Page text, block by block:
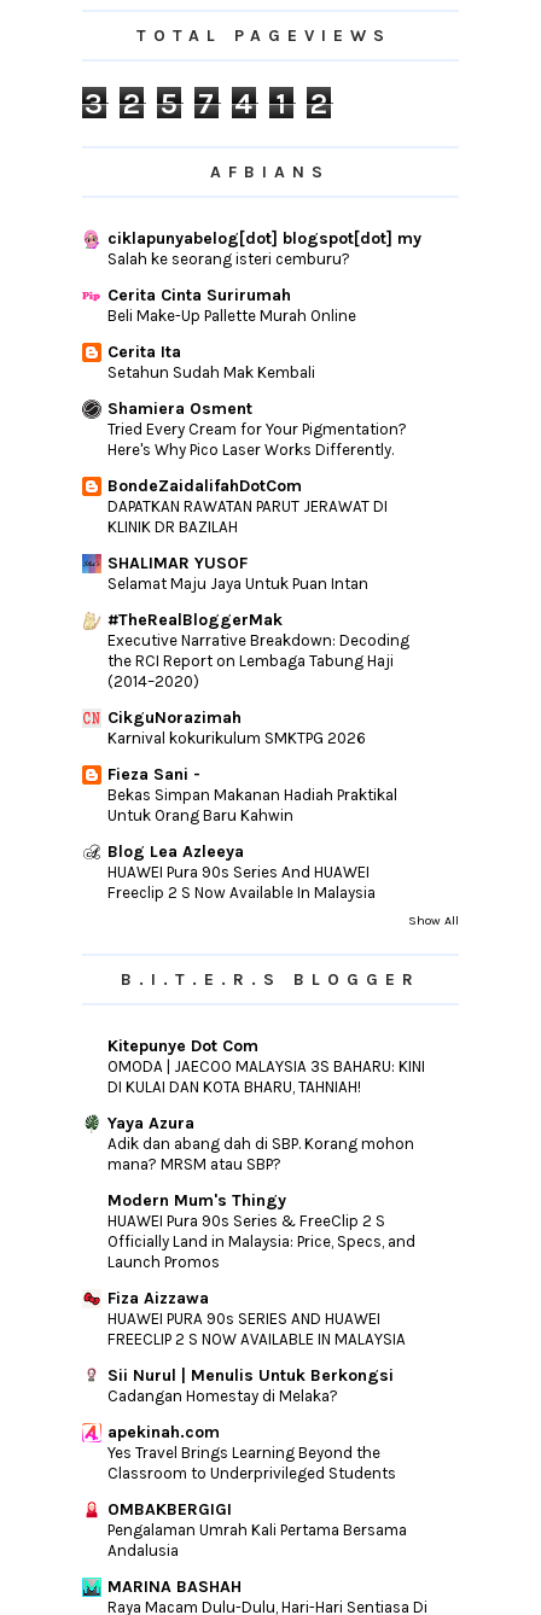
U Mobile iPhone 7 Launch | CPUV Nuffnang
Yang Terkini
Jom Tengok Sailormoon, Eh Supermoon!
Bagaimana Untuk Mendapatkan Lazada
Box Of Joy?
Cantik, Mewah ,Bling Bling Dan Seni Halus
Untuk Ke...
Check SEO Blog Bila Tukar Template1
OST Awak Sangat Nakal
Cik Tomboy Encik Bodyguard Di TV2
Manjakan Diri Dengan NIVEA Skin Delight
Body Milk
Bila Buat Kerja Di Luar Bidang
Tukar Template Gara-Gara Tidak Boleh
CPUV Nuffnang | Bila Boleh Cash Out?
All In One Cleansing Tissue Dari Lamuel
Beauty Ses...
Untuk ibubapa yang mempunyai anak
yang akan mendud...
Pentingnya Sistem Analisis Peperiksaan
Sekolah Kep...
Doa Tiada Hijab Di Antara Pendoa Dengan
Allah
Wordless | Salam Jumaat
M&M clay slime
Jus Qalbi Al - Ehsan | Untuk Kesihatan
Yang Lebih ...
PASTI KURUS DAN SIHAT DENGAN DR
MALINDA MODIFIED H...
►October(19)
►September(12)
►July(11)
►April(17)
►March(28)
►February
►January(32)
2015(346)
2014(46)
►2013(154)
► 2012(76)
►2011(10)
► 2010(44)
TOTAL PAGEVIEWS
3 2 5 7 4 1 2
AFBIANS
ciklapunyabelog[dot] blogspot[dot] my
Salah ke seorang isteri cemburu?
Cerita Cinta Surirumah
Beli Make-Up Pallette Murah Online
Cerita Ita
Setahun Sudah Mak Kembali
Shamiera Osment
Tried Every Cream for Your Pigmentation?
Here's Why Pico Laser Works Differently.
BondeZaidalifahDotCom
DAPATKAN RAWATAN PARUT JERAWAT DI
KLINIK DR BAZILAH
SHALIMAR YUSOF
Selamat Maju Jaya Untuk Puan Intan
#TheRealBloggerMak
Executive Narrative Breakdown: Decoding
the RCI Report on Lembaga Tabung Haji
(2014–2020)
CikguNorazimah
Karnival kokurikulum SMKTPG 2026
Fieza Sani -
Bekas Simpan Makanan Hadiah Praktikal
Untuk Orang Baru Kahwin
Blog Lea Azleeya
HUAWEI Pura 90s Series And HUAWEI
Freeclip 2 S Now Available In Malaysia
Show All
B.I.T.E.R.S BLOGGER
Kitepunye Dot Com
OMODA | JAECOO MALAYSIA 3S BAHARU: KINI
DI KULAI DAN KOTA BHARU, TAHNIAH!
Yaya Azura
Adik dan abang dah di SBP. Korang mohon
mana? MRSM atau SBP?
Modern Mum's Thingy
HUAWEI Pura 90s Series & FreeClip 2 S
Officially Land in Malaysia: Price, Specs, and
Launch Promos
Fiza Aizzawa
HUAWEI PURA 90s SERIES AND HUAWEI
FREECLIP 2 S NOW AVAILABLE IN MALAYSIA
Sii Nurul | Menulis Untuk Berkongsi
Cadangan Homestay di Melaka?
apekinah.com
Yes Travel Brings Learning Beyond the
Classroom to Underprivileged Students
OMBAKBERGIGI
Pengalaman Umrah Kali Pertama Bersama
Andalusia
MARINA BASHAH
Raya Macam Dulu-Dulu, Hari-Hari Sentiasa Di